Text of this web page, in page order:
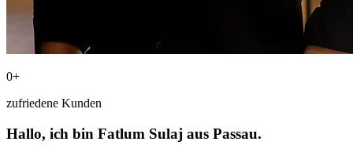
0+
zufriedene Kunden
Hallo, ich bin Fatlum Sulaj aus Passau.